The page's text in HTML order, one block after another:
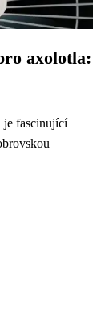
axolotla:
je fascinující